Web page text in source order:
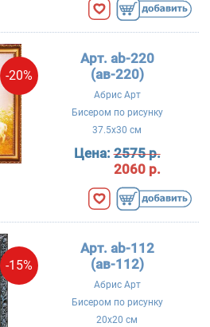
-20%
Арт. ab-220
(ав-220)
Абрис Арт
Бисером по рисунку
37.5x30 см
Цена:2575 р.
2060 р.
-15%
Арт. ab-112
(ав-112)
Абрис Арт
Бисером по рисунку
20x20 см